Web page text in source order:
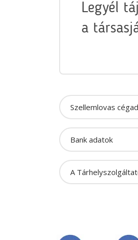
Legyél
a
Szellemlovas
Bank adatok
A